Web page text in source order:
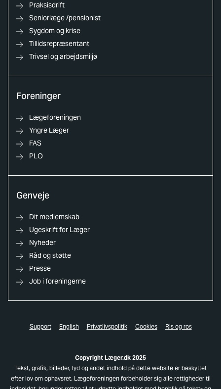
Praksisdrift
Seniorlæge /pensionist
Sygdom og krise
Tillidsrepræsentant
Trivsel og arbejdsmiljø
Foreninger
Lægeforeningen
Yngre Læger
FAS
PLO
Genveje
Dit medlemskab
Ugeskrift for Læger
Nyheder
Råd og støtte
Presse
Job i foreningerne
Support English Privatlivspolitik Cookies Ris og ros
Copyright Læger.dk 2025
Tekst, grafik, billeder, lyd og andet indhold på dette website er beskyttet
efter lov om ophavsret. Lægeforeningen forbeholder sig alle rettigheder til